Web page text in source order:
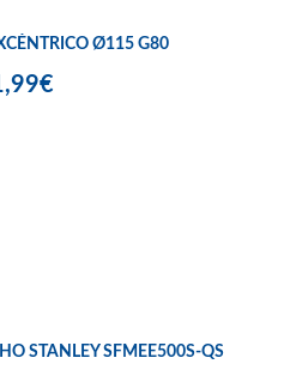
EXCÉNTRICO Ø115 G80
STANLEY SFMEE500S-QS